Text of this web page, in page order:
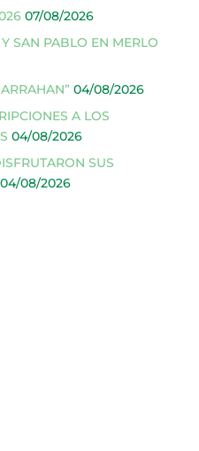
07/08/2026
SAN PABLO EN MERLO
04/08/2026
A LOS
04/08/2026
SUS
04/08/2026